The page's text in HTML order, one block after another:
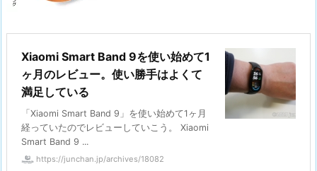
Xiaomi Smart Band 9を使い始めて1
ヶ月のレビュー。使い勝手はよくて
満足している
「Xiaomi Smart Band 9」を使い始めて1ヶ月
経っていたのでレビューしていこう。 Xiaomi
Smart Band 9 ...
https://junchan.jp/archives/18082